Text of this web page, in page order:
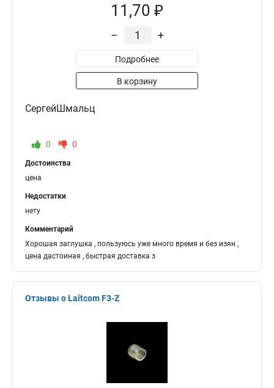
11,70 ₽
– +
Подробнее
В корзину
СергейШмальц
0 0
Достоинства
цена
Недостатки
нету
Комментарий
Хорошая заглушка , пользуюсь уже много время и без изян ,
цена дастоиная , быстрая доставка з
Отзывы о Laitcom F3-Z